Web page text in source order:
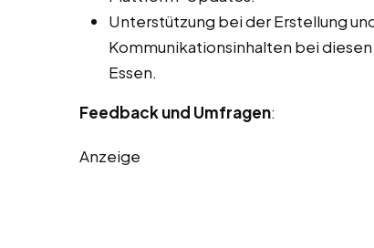
Unterstützung bei der Erstellung
Kommunikationsinhalten bei
Essen.
Feedback und Umfragen:
Anzeige